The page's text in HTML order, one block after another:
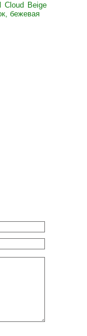
Cloud Beige
бежевая